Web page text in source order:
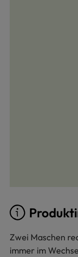
Zwei Maschen
immer im